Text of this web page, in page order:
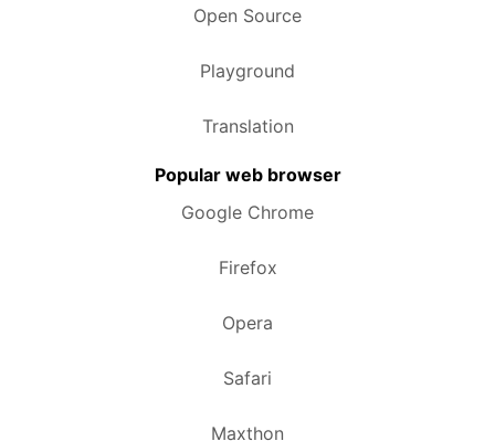
Open Source
Playground
Translation
Popular web browser
Google Chrome
Firefox
Opera
Safari
Maxthon